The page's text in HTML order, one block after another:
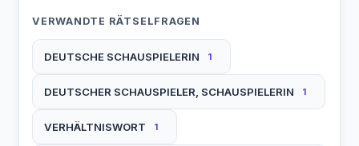
VERWANDTE RÄTSELFRAGEN
DEUTSCHE SCHAUSPIELERIN 1
DEUTSCHER SCHAUSPIELER, SCHAUSPIELERIN 1
VERHÄLTNISWORT 1